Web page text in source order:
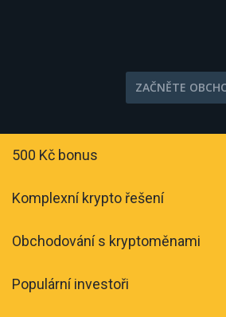
ZAČNĚTE
500 Kč bonus
Komplexní krypto řešení
Obchodování s kryptoměnami
Populární investoři